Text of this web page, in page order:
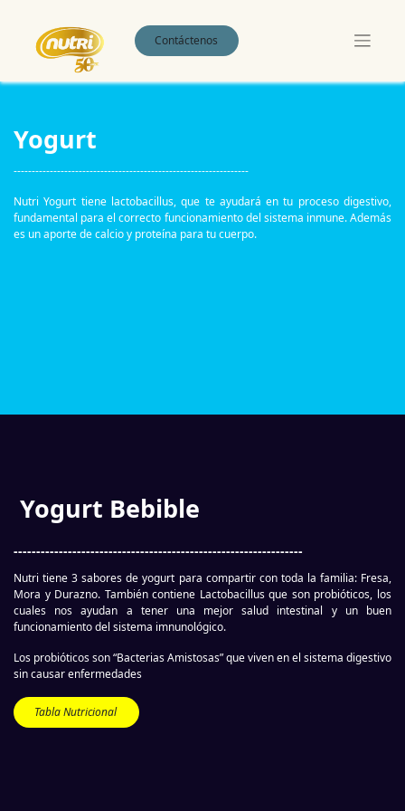
Contáctenos
Yogurt
-----------------------------------------------------------------
Nutri Yogurt tiene lactobacillus, que te ayudará en tu proceso digestivo,
fundamental para el correcto funcionamiento del sistema inmune. Además
es un aporte de calcio y proteína para tu cuerpo.
Yogurt Bebible
----------------------------------------------------------------
Nutri tiene 3 sabores de yogurt para compartir con toda la familia: Fresa,
Mora y Durazno. También contiene Lactobacillus que son probióticos, los
cuales nos ayudan a tener una mejor salud intestinal y un buen
funcionamiento del sistema imnunológico.
Los probióticos son “Bacterias Amistosas” que viven en el sistema digestivo
sin causar enfermedades
Tabla Nutricional